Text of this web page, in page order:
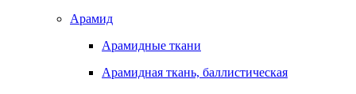
Арамид
Арамидные ткани
Арамидная ткань, баллистическая